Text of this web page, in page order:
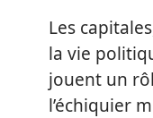
Les
la vie
jouent un
l’échiquier